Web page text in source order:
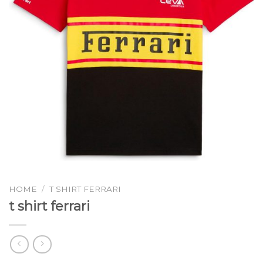
HOME / T SHIRT FERRARI
t shirt ferrari